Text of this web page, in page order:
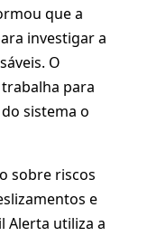
que a
investigar a
O
para
sistema o
sobre riscos
e
Alerta utiliza a